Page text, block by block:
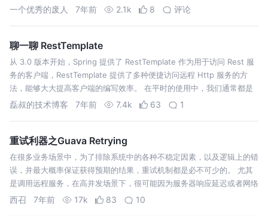
一句，说明 generator 插件所…
一个优秀的废人 7年前 2.1k 8 评论
聊一聊 RestTemplate
从 3.0 版本开始，Spring 提供了 RestTemplate 作为用于访问 Rest 服
务的客户端，RestTemplate 提供了多种便捷访问远程 Http 服务的方
法，能够大大提高客户端的编写效率。 在平时的使用中，我们通常都是
使用包装好的getForObject/…
磊叔的技术博客 7年前 7.4k 63 1
重试利器之Guava Retrying
在很多业务场景中，为了排除系统中的各种不稳定因素，以及逻辑上的错
误，并最大概率保证获得预期的结果，重试机制都是必不可少的。 尤其
是调用远程服务，在高并发场景下，很可能因为服务器响应延迟或者网络
原因，造成我们得不到想要的结果，或者根本得不到响应。这个时候，一
西召 7年前 17k 83 10